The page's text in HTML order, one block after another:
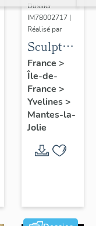
Dossier
IM78002717 |
Réalisé par
Sculpture
: la
Ronde
France >
Île-de-
France >
Yvelines>
Mantes-la-
Jolie